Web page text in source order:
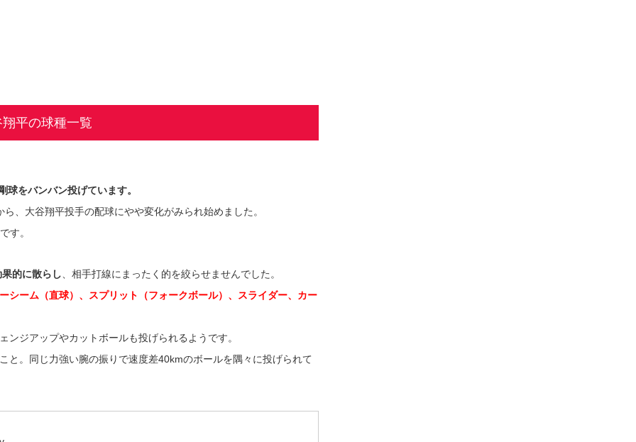
翔平の球種一覧
をバンバン投げています。
、大谷翔平投手の配球にやや変化がみられ始めました。
す。
的に散らし 、相手打線にまったく的を絞らせませんでした。
シーム（直球）、スプリット（フォークボール）、スライダー、カー
ジアップやカットボールも投げられるようです。
と。同じ力強い腕の振りで速度差40kmのボールを隅々に投げられて